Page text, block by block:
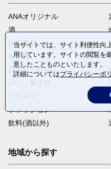
ANAオリジナル
酒
加工食品
魚介類
日用品・雑貨
ファッション
飲料(酒以外)
地域から探す
当サイトでは、サイト利便性向
用しています。サイトの閲覧を
意したことものといたします。
詳細についてはプライバシーポ